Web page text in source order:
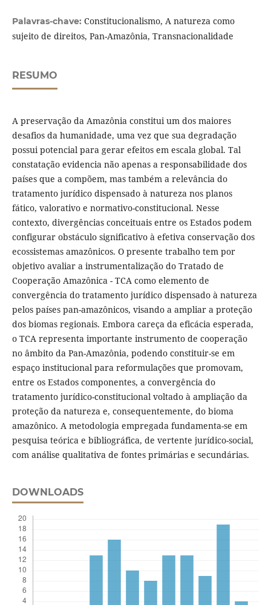
Palavras-chave: Constitucionalismo, A natureza como
sujeito de direitos, Pan-Amazônia, Transnacionalidade
RESUMO
A preservação da Amazônia constitui um dos maiores
desafios da humanidade, uma vez que sua degradação
possui potencial para gerar efeitos em escala global. Tal
constatação evidencia não apenas a responsabilidade dos
países que a compõem, mas também a relevância do
tratamento jurídico dispensado à natureza nos planos
fático, valorativo e normativo-constitucional. Nesse
contexto, divergências conceituais entre os Estados podem
configurar obstáculo significativo à efetiva conservação dos
ecossistemas amazônicos. O presente trabalho tem por
objetivo avaliar a instrumentalização do Tratado de
Cooperação Amazônica - TCA como elemento de
convergência do tratamento jurídico dispensado à natureza
pelos países pan-amazônicos, visando a ampliar a proteção
dos biomas regionais. Embora careça da eficácia esperada,
o TCA representa importante instrumento de cooperação
no âmbito da Pan-Amazônia, podendo constituir-se em
espaço institucional para reformulações que promovam,
entre os Estados componentes, a convergência do
tratamento jurídico-constitucional voltado à ampliação da
proteção da natureza e, consequentemente, do bioma
amazônico. A metodologia empregada fundamenta-se em
pesquisa teórica e bibliográfica, de vertente jurídico-social,
com análise qualitativa de fontes primárias e secundárias.
DOWNLOADS